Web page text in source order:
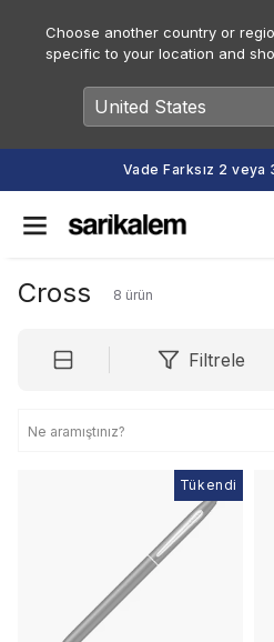
Choose another country or
specific to your location and
Vade Farksız 2 veya
Cross 8 ürün
Filtrele
Tükendi